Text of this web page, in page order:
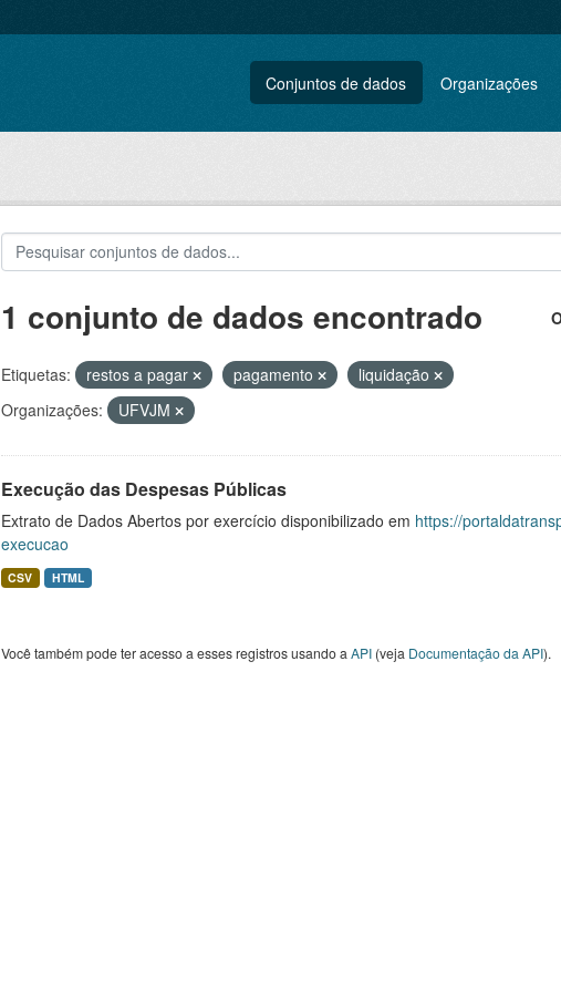
Conjuntos de dados Organizações
1 conjunto de dados encontrado
Etiquetas: restos a pagar pagamento
liquidação
Organizações:
UFVJM
Execução das Despesas Públicas
Extrato de Dados Abertos por exercício disponibilizado em https://
execucao
CSV HTML
Você também pode ter acesso a esses registros usando a API(veja Documentação da API).